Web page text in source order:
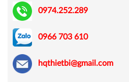
0974.252.289
0966 703 610
hqthietbi@gmail.com